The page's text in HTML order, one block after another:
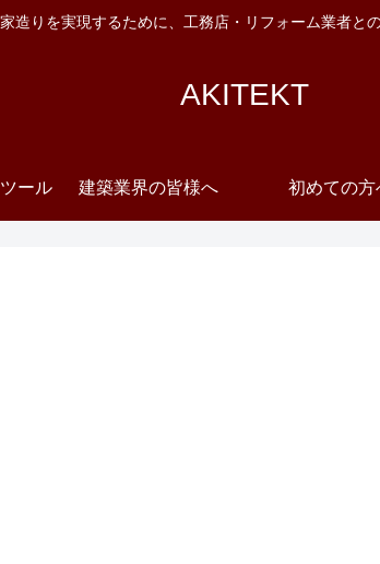
造りを実現するために、工務店・リフォーム業者と
AKITEKT
ール 建築業界の皆様へ 初めての方